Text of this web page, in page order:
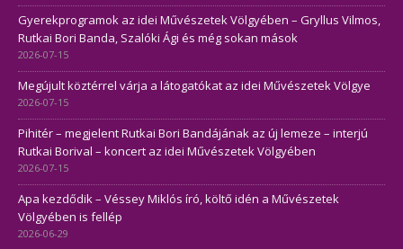
Gyerekprogramok az idei Művészetek Völgyében – Gryllus Vilmos,
Rutkai Bori Banda, Szalóki Ági és még sokan mások
2026-07-15
Megújult köztérrel várja a látogatókat az idei Művészetek Völgye
2026-07-15
Pihitér – megjelent Rutkai Bori Bandájának az új lemeze – interjú
Rutkai Borival – koncert az idei Művészetek Völgyében
2026-07-15
Apa kezdődik – Véssey Miklós író, költő idén a Művészetek
Völgyében is fellép
2026-06-29